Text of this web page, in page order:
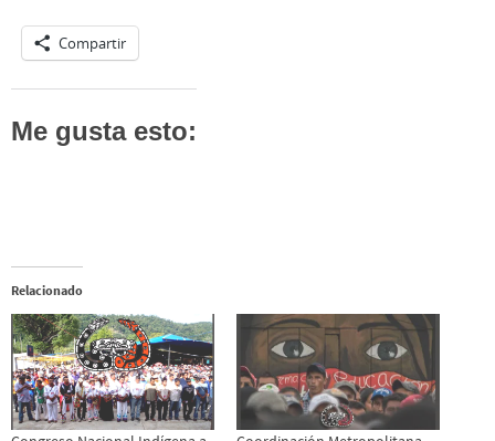
Compartir
Me gusta esto:
Relacionado